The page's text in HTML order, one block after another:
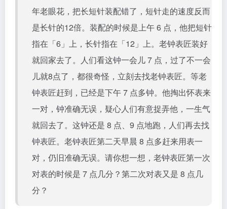
年老眼花，把长短针装配错了，短针走的速度反而
是长针的12倍。装配的时候是上午 6 点，他把短针
指在「6」上，长针指在「12」上。老钟表匠装好
就回家去了。人们看这钟一会儿 7 点，过了不一会
儿就8点了，都很奇怪，立刻去找老钟表匠。等老
钟表匠赶到，已经是下午 7 点多钟。他掏出怀表来
一对，钟准确无误，疑心人们有意捉弄他，一生气
就回去了。这钟还是 8 点、9 点地跑，人们再去找
钟表匠。老钟表匠第二天早晨 8 点多赶来用表一
对，仍旧准确无误。请你想一想，老钟表匠第一次
对表的时候是 7 点几分？第二次对表又是 8 点几
分？